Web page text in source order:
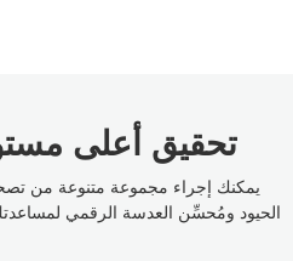
تحقيق أعلى
يمكنك إجراء مجموعة متنوعة من
الحيود ومُحسِّن العدسة الرقمي